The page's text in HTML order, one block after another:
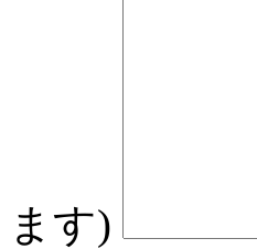
ます)